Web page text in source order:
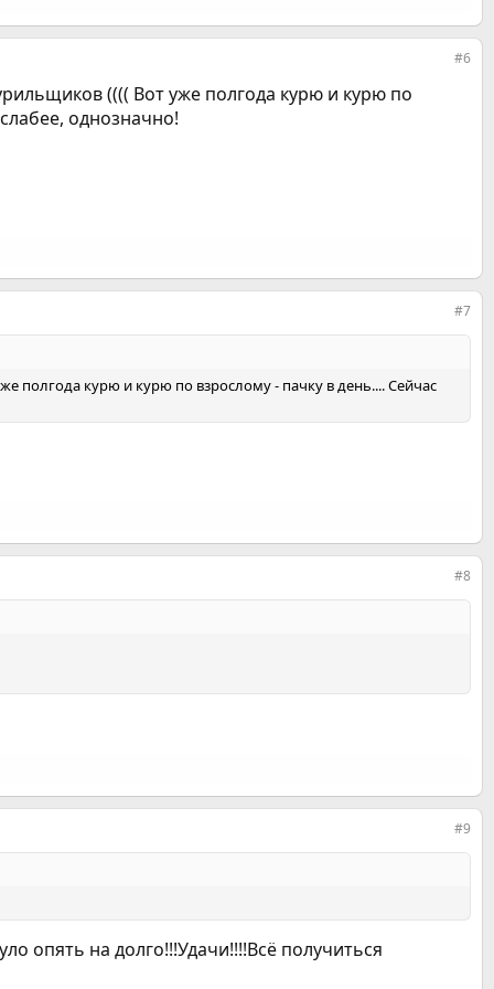
#6
(((( Вот уже полгода курю и курю по
однозначно!
#7
полгода курю и курю по взрослому - пачку в день.... Сейчас
#8
#9
опять на долго!!!Удачи!!!!Всё получиться